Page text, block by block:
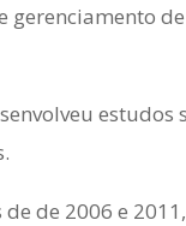
gerenciamento
estudos
de 2006 e 2011,